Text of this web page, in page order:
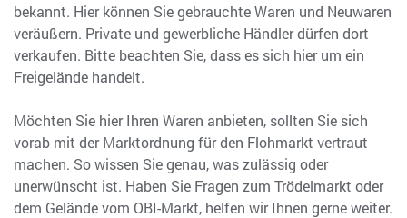
bekannt. Hier können Sie gebrauchte Waren und Neuwaren
veräußern. Private und gewerbliche Händler dürfen dort
verkaufen. Bitte beachten Sie, dass es sich hier um ein
Freigelände handelt.
Möchten Sie hier Ihren Waren anbieten, sollten Sie sich
vorab mit der Marktordnung für den Flohmarkt vertraut
machen. So wissen Sie genau, was zulässig oder
unerwünscht ist. Haben Sie Fragen zum Trödelmarkt oder
dem Gelände vom OBI-Markt, helfen wir Ihnen gerne weiter.